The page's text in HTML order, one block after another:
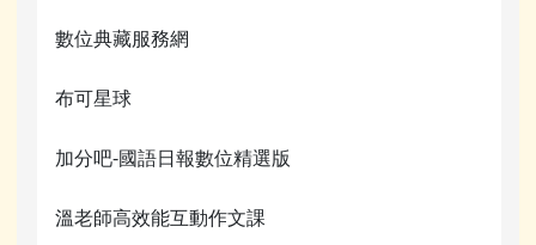
數位典藏服務網
布可星球
加分吧-國語日報數位精選版
溫老師高效能互動作文課